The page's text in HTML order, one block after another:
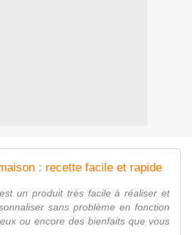
: recette facile et rapide
un produit très facile à réaliser et
sans problème en fonction
ou encore des bienfaits que vous